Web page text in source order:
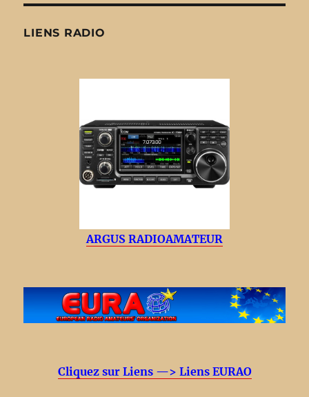
LIENS RADIO
ARGUS RADIOAMATEUR
Cliquez sur Liens —> Liens EURAO